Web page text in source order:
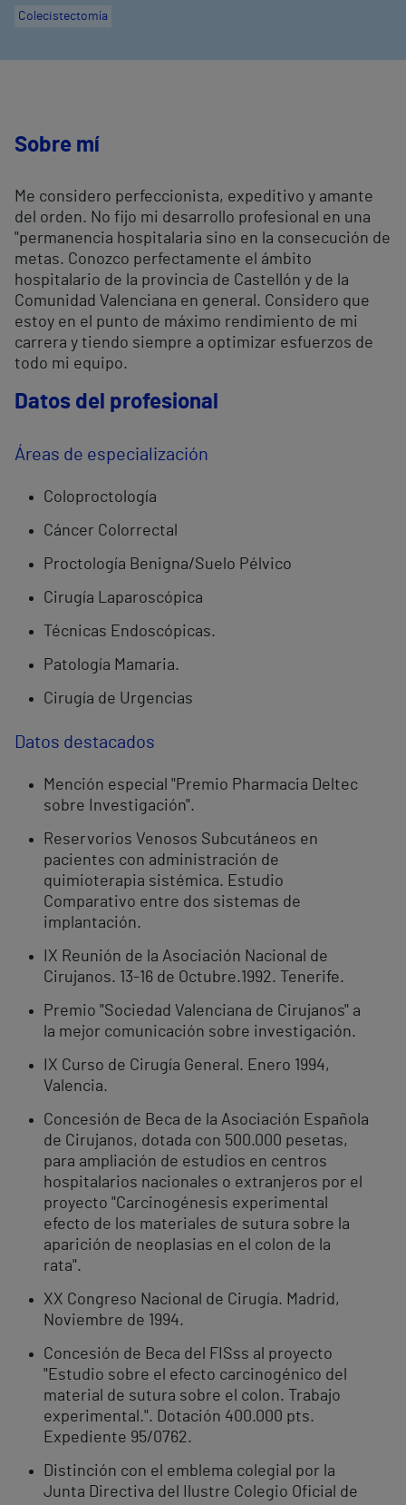
Colecistectomía
Sobre mí
Me considero perfeccionista, expeditivo y amante
del orden. No fijo mi desarrollo profesional en una
"permanencia hospitalaria sino en la consecución de
metas. Conozco perfectamente el ámbito
hospitalario de la provincia de Castellón y de la
Comunidad Valenciana en general. Considero que
estoy en el punto de máximo rendimiento de mi
carrera y tiendo siempre a optimizar esfuerzos de
todo mi equipo.
Datos del profesional
Áreas de especialización
Coloproctología
Cáncer Colorrectal
Proctología Benigna/Suelo Pélvico
Cirugía Laparoscópica
Técnicas Endoscópicas.
Patología Mamaria.
Cirugía de Urgencias
Datos destacados
Mención especial "Premio Pharmacia Deltec
sobre Investigación".
Reservorios Venosos Subcutáneos en
pacientes con administración de
quimioterapia sistémica. Estudio
Comparativo entre dos sistemas de
implantación.
IX Reunión de la Asociación Nacional de
Cirujanos. 13-16 de Octubre.1992. Tenerife.
Premio "Sociedad Valenciana de Cirujanos" a
la mejor comunicación sobre investigación.
IX Curso de Cirugía General. Enero 1994,
Valencia.
Concesión de Beca de la Asociación Española
de Cirujanos, dotada con 500.000 pesetas,
para ampliación de estudios en centros
hospitalarios nacionales o extranjeros por el
proyecto "Carcinogénesis experimental
efecto de los materiales de sutura sobre la
aparición de neoplasias en el colon de la
rata".
XX Congreso Nacional de Cirugía. Madrid,
Noviembre de 1994.
Concesión de Beca del FISss al proyecto
"Estudio sobre el efecto carcinogénico del
material de sutura sobre el colon. Trabajo
experimental.". Dotación 400.000 pts.
Expediente 95/0762.
Distinción con el emblema colegial por la
Junta Directiva del Ilustre Colegio Oficial de